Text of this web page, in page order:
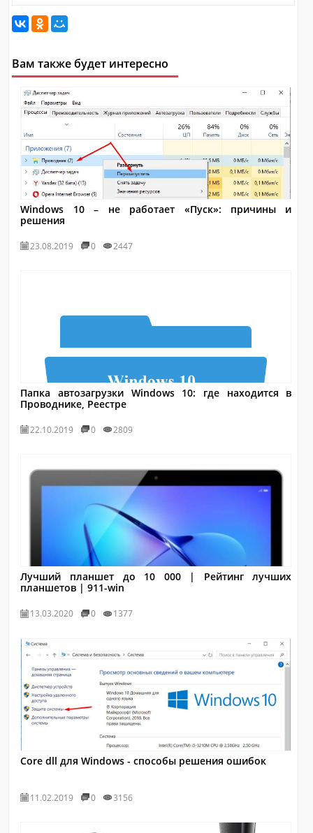
Вам также будет интересно
Windows 10 – не работает «Пуск»: причины и
решения
23.08.2019 0 2447
Папка автозагрузки Windows 10: где находится в
Проводнике, Реестре
22.10.2019 0 2809
Лучший планшет до 10 000 | Рейтинг лучших
планшетов | 911-win
13.03.2020 0 1377
Core dll для Windows - способы решения ошибок
11.02.2019 0 3156